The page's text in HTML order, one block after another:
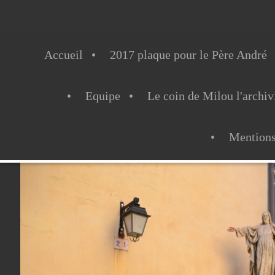
Accueil 2017 plaque pour le Père André
Equipe Le coin de Milou